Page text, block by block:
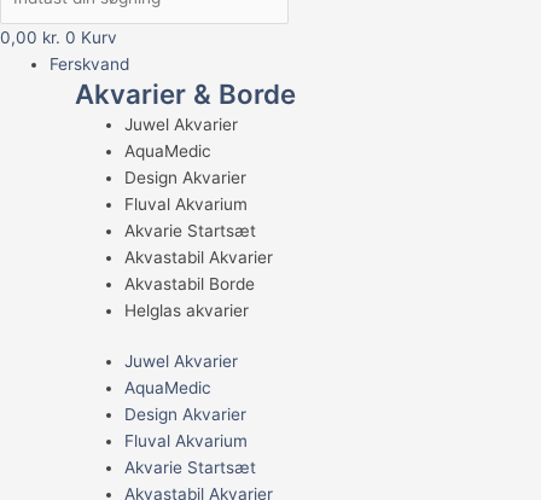
0,00 kr. 0 Kurv
Ferskvand
Akvarier & Borde
Juwel Akvarier
AquaMedic
Design Akvarier
Fluval Akvarium
Akvarie Startsæt
Akvastabil Akvarier
Akvastabil Borde
Helglas akvarier
Juwel Akvarier
AquaMedic
Design Akvarier
Fluval Akvarium
Akvarie Startsæt
Akvastabil Akvarier